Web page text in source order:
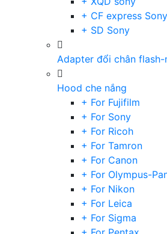
+ CF express Sony
+ SD Sony
Adapter đổi chân flash-
Hood che nắng
+ For Fujifilm
+ For Sony
+ For Ricoh
+ For Tamron
+ For Canon
+ For Olympus-
+ For Nikon
+ For Leica
+ For Sigma